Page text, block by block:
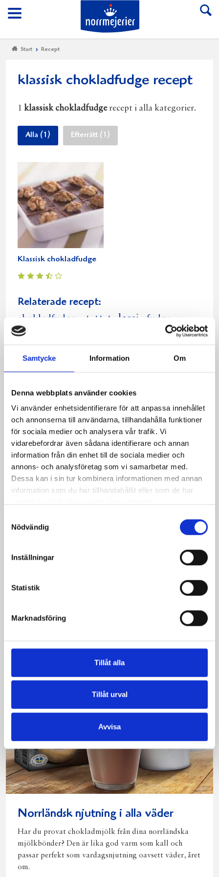
Samtycke Information Om
Denna webbplats använder cookies
Vi använder enhetsidentifierare för att anpassa innehållet
och annonserna till användarna, tillhandahålla funktioner
för sociala medier och analysera vår trafik. Vi
vidarebefordrar även sådana identifierare och annan
information från din enhet till de sociala medier och
annons- och analysföretag som vi samarbetar med.
Dessa kan i sin tur kombinera informationen med annan
information som du har tillhandahållit eller som de har
Nödvändig
Inställningar
Statistik
Marknadsföring
Tillåt alla
Tillåt urval
Avvisa
Meny
Till Norrmejerier
Start Recept
klassisk chokladfudge recept
1 klassisk chokladfudgerecept i alla kategorier.
Alla (1) Efterrätt (1)
Klassisk chokladfudge
Relaterade recept:
chokladfudge choklad lassi fudge
Dela
på
Facebook
Dela
på
Twitter
Dela
på
Pinterest
Dela
e-
Skriv
ut
Bäst i test: Norrmejeriers laktosfria
Vi kan stolt konstatera att vår laktosfria Mellanmjölk
200 norrlänningar fick deltog vid provsmakningen. Vår
Norrländsk njutning i alla väder
Har du provat chokladmjölk från dina norrländska
mjölkbönder? Den är lika god varm som kall och
passar perfekt som vardagsnjutning oavsett väder, året
om.